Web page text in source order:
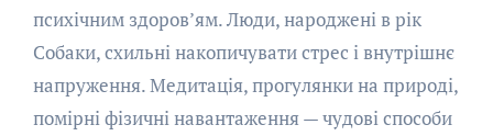
психічним здоров’ям. Люди, народжені в рік
Собаки, схильні накопичувати стрес і внутрішнє
напруження. Медитація, прогулянки на природі,
помірні фізичні навантаження — чудові способи